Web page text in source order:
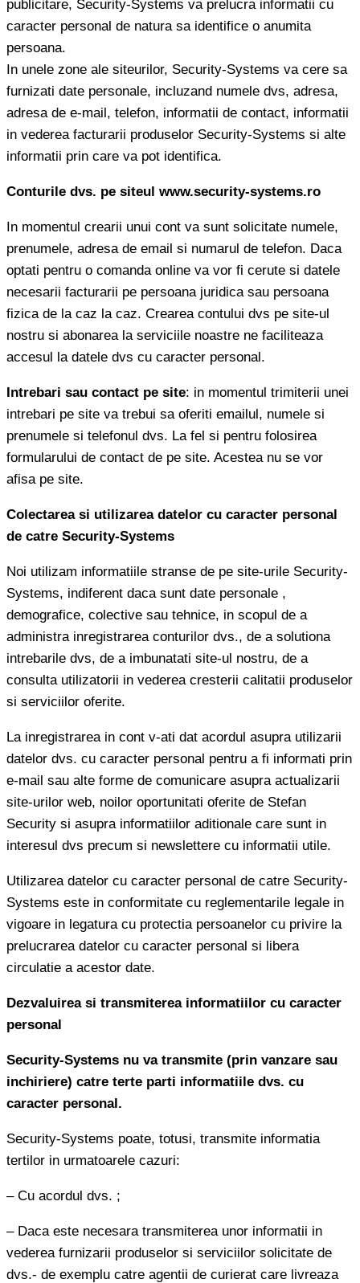
publicitare, Security-Systems va prelucra informatii cu
caracter personal de natura sa identifice o anumita
persoana.
In unele zone ale siteurilor, Security-Systems va cere sa
furnizati date personale, incluzand numele dvs, adresa,
adresa de e-mail, telefon, informatii de contact, informatii
in vederea facturarii produselor Security-Systems si alte
informatii prin care va pot identifica.
Conturile dvs. pe siteul www.security-systems.ro
In momentul crearii unui cont va sunt solicitate numele,
prenumele, adresa de email si numarul de telefon. Daca
optati pentru o comanda online va vor fi cerute si datele
necesarii facturarii pe persoana juridica sau persoana
fizica de la caz la caz. Crearea contului dvs pe site-ul
nostru si abonarea la serviciile noastre ne faciliteaza
accesul la datele dvs cu caracter personal.
Intrebari sau contact pe site: in momentul trimiterii unei
intrebari pe site va trebui sa oferiti emailul, numele si
prenumele si telefonul dvs. La fel si pentru folosirea
formularului de contact de pe site. Acestea nu se vor
afisa pe site.
Colectarea si utilizarea datelor cu caracter personal
de catre Security-Systems
Noi utilizam informatiile stranse de pe site-urile Security-
Systems, indiferent daca sunt date personale ,
demografice, colective sau tehnice, in scopul de a
administra inregistrarea conturilor dvs., de a solutiona
intrebarile dvs, de a imbunatati site-ul nostru, de a
consulta utilizatorii in vederea cresterii calitatii produselor
si serviciilor oferite.
La inregistrarea in cont v-ati dat acordul asupra utilizarii
datelor dvs. cu caracter personal pentru a fi informati prin
e-mail sau alte forme de comunicare asupra actualizarii
site-urilor web, noilor oportunitati oferite de Stefan
Security si asupra informatiilor aditionale care sunt in
interesul dvs precum si newslettere cu informatii utile.
Utilizarea datelor cu caracter personal de catre Security-
Systems este in conformitate cu reglementarile legale in
vigoare in legatura cu protectia persoanelor cu privire la
prelucrarea datelor cu caracter personal si libera
circulatie a acestor date.
Dezvaluirea si transmiterea informatiilor cu caracter
personal
Security-Systems nu va transmite (prin vanzare sau
inchiriere) catre terte parti informatiile dvs. cu
caracter personal.
Security-Systems poate, totusi, transmite informatia
tertilor in urmatoarele cazuri:
– Cu acordul dvs. ;
– Daca este necesara transmiterea unor informatii in
vederea furnizarii produselor si serviciilor solicitate de
dvs.- de exemplu catre agentii de curierat care livreaza